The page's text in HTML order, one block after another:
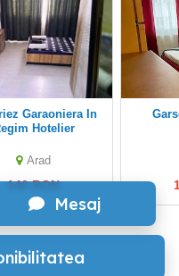
Mesaj
Hotelier
Arad
140 RON
Garsoniera regim